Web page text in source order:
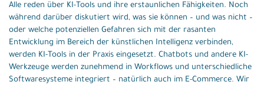
Alle reden über KI-Tools und ihre erstaunlichen Fähigkeiten. Noch
während darüber diskutiert wird, was sie können – und was nicht –
oder welche potenziellen Gefahren sich mit der rasanten
Entwicklung im Bereich der künstlichen Intelligenz verbinden,
werden KI-Tools in der Praxis eingesetzt. Chatbots und andere KI-
Werkzeuge werden zunehmend in Workflows und unterschiedliche
Softwaresysteme integriert – natürlich auch im E-Commerce. Wir